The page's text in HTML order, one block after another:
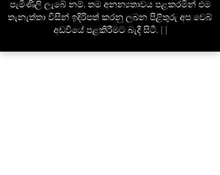
පැමිණිලි ලැබේ නම්. තම අනන්‍යතාවය පළකරමින් එම
තැනැත්තා විසින් ඉදිරිපත් කරනු ලබන පිළිතුරු අප වෙබ්
අඩවියේ පළකිරීමට බැදී සිටී. | |